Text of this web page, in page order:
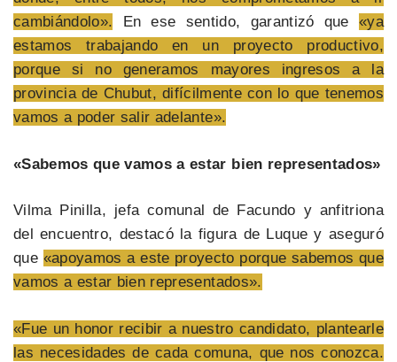
cambiándolo». En ese sentido, garantizó que «ya
estamos trabajando en un proyecto productivo,
porque si no generamos mayores ingresos a la
provincia de Chubut, difícilmente con lo que tenemos
vamos a poder salir adelante».
«Sabemos que vamos a estar bien representados»
Vilma Pinilla, jefa comunal de Facundo y anfitriona
del encuentro, destacó la figura de Luque y aseguró
que «apoyamos a este proyecto porque sabemos que
vamos a estar bien representados».
«Fue un honor recibir a nuestro candidato, plantearle
las necesidades de cada comuna, que nos conozca.